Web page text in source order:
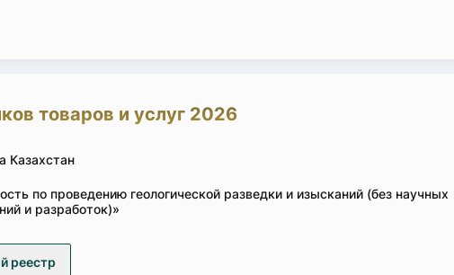
товаров и услуг 2026
Казахстан
по проведению геологической разведки и изысканий (без научных
и разработок)»
реестр